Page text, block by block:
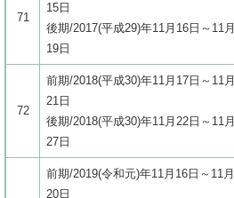
71
15日
後期/2017(平成29)年11月16日～11月
19日
72
前期/2018(平成30)年11月17日～11月
21日
後期/2018(平成30)年11月22日～11月
27日
前期/2019(令和元)年11月16日～11月
20日